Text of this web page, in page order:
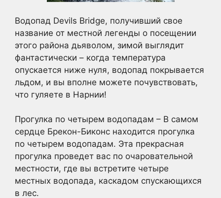
Водопад Devils Bridge, получивший свое
название от местной легенды о посещении
этого района дьяволом, зимой выглядит
фантастически – когда температура
опускается ниже нуля, водопад покрывается
льдом, и вы вполне можете почувствовать,
что гуляете в Нарнии!
Прогулка по четырем водопадам – В самом
сердце Брекон-Биконс находится прогулка
по четырем водопадам. Эта прекрасная
прогулка проведет вас по очаровательной
местности, где вы встретите четыре
местных водопада, каскадом спускающихся
в лес.